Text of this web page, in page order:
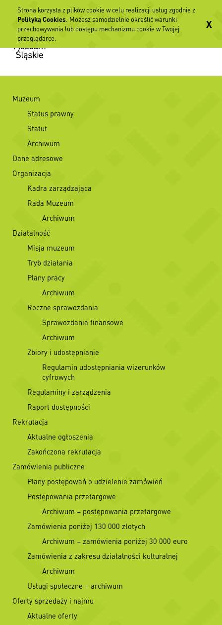
Muzeum
Status prawny
Statut
Archiwum
Dane adresowe
Organizacja
Kadra zarządzająca
Rada Muzeum
Archiwum
Działalność
Misja muzeum
Tryb działania
Plany pracy
Archiwum
Roczne sprawozdania
Sprawozdania finansowe
Archiwum
Zbiory i udostępnianie
Regulamin udostępniania wizerunków
cyfrowych
Regulaminy i zarządzenia
Raport dostępności
Rekrutacja
Aktualne ogłoszenia
Zakończona rekrutacja
Zamówienia publiczne
Plany postępowań o udzielenie zamówień
Postępowania przetargowe
Archiwum – postępowania przetargowe
Zamówienia poniżej 130 000 złotych
Archiwum – zamówienia poniżej 30 000 euro
Zamówienia z zakresu działalności kulturalnej
Archiwum
Usługi społeczne – archiwum
Oferty sprzedaży i najmu
Aktualne oferty
Strona korzysta z plików cookie w celu realizacji usług zgodnie z
Polityką Cookies. Możesz samodzielnie określić warunki
przechowywania lub dostępu mechanizmu cookie w Twojej
przeglądarce.
X